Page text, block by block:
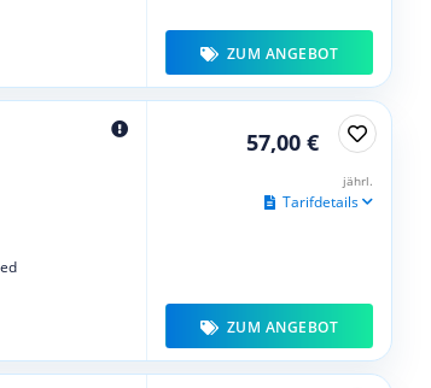
ZUM ANGEBOT
57,00 €
jährl.
Tarifdetails
ZUM ANGEBOT